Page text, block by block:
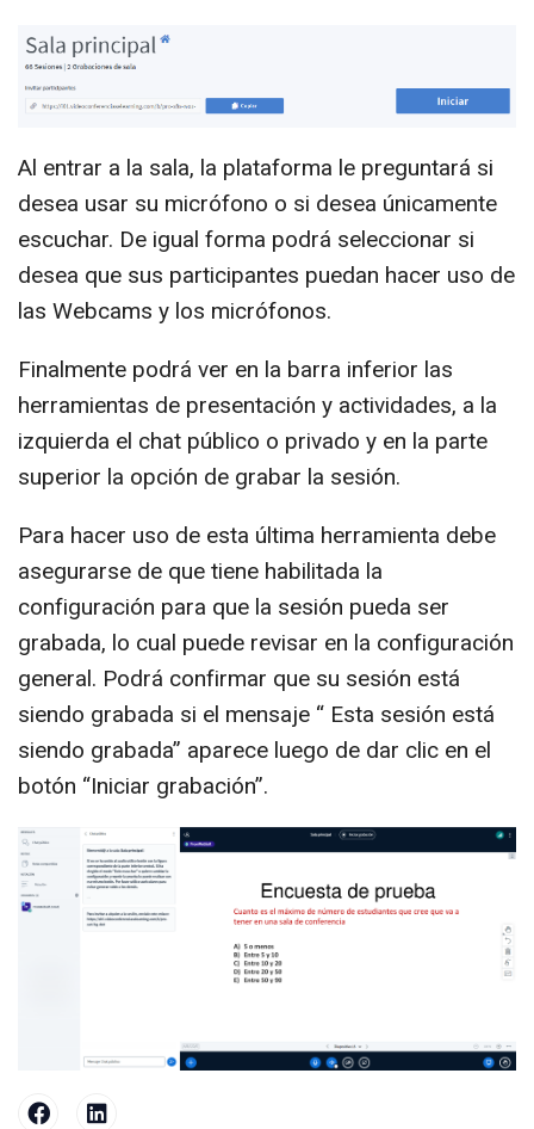
Al entrar a la sala, la plataforma le preguntará si
desea usar su micrófono o si desea únicamente
escuchar. De igual forma podrá seleccionar si
desea que sus participantes puedan hacer uso de
las Webcams y los micrófonos.
Finalmente podrá ver en la barra inferior las
herramientas de presentación y actividades, a la
izquierda el chat público o privado y en la parte
superior la opción de grabar la sesión.
Para hacer uso de esta última herramienta debe
asegurarse de que tiene habilitada la
configuración para que la sesión pueda ser
grabada, lo cual puede revisar en la configuración
general. Podrá confirmar que su sesión está
siendo grabada si el mensaje “ Esta sesión está
siendo grabada” aparece luego de dar clic en el
botón “Iniciar grabación”.